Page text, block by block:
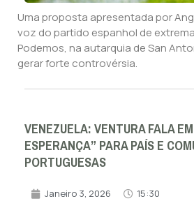
Uma proposta apresentada por
voz do partido espanhol de
Podemos, na autarquia de San
gerar forte controvérsia.
VENEZUELA: VENTURA FALA
ESPERANÇA” PARA PAÍS E
PORTUGUESAS
Janeiro 3, 2026 15:30